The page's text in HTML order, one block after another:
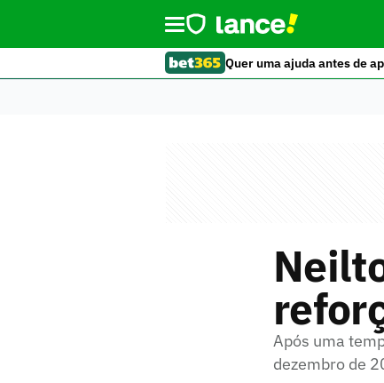
Quer uma ajuda antes de
Após uma
dezembro de